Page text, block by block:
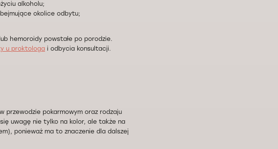
alkoholu;
okolice odbytu;
lub hemoroidy powstałe po porodzie.
u proktologa i odbycia konsultacji.
przewodzie pokarmowym oraz rodzaju
uwagę nie tylko na kolor, ale także na
ponieważ ma to znaczenie dla dalszej